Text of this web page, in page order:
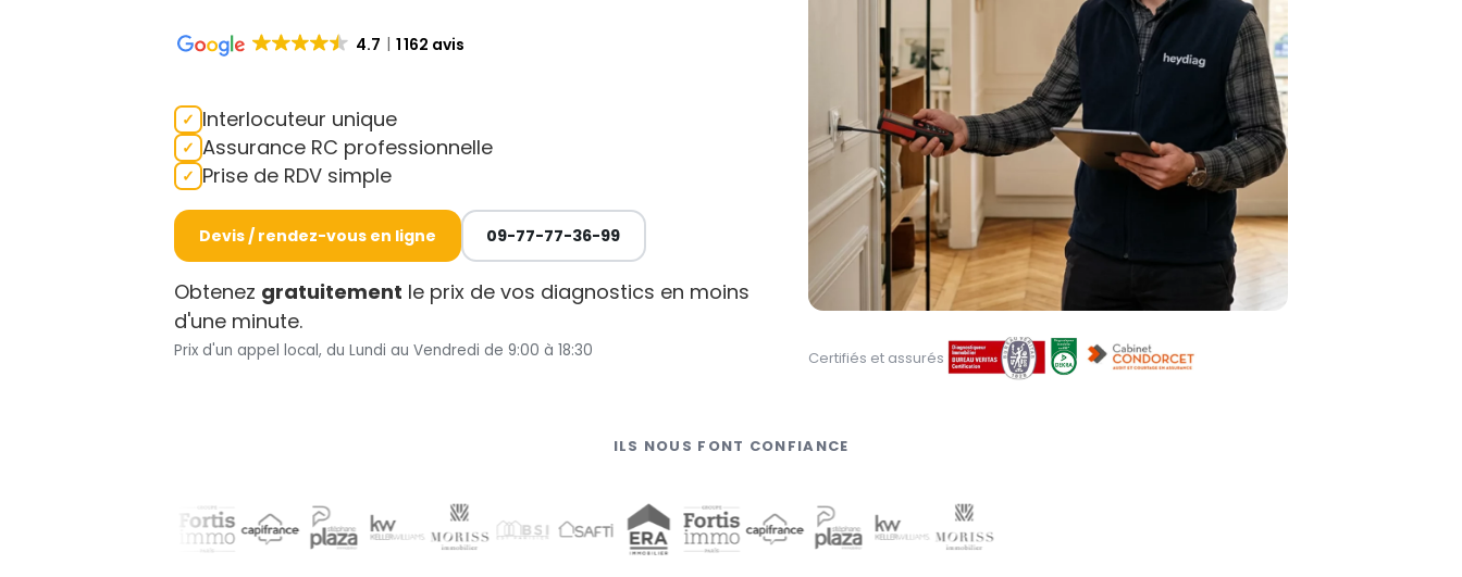
4.7 1 162 avis
Interlocuteur unique
Assurance RC professionnelle
Prise de RDV simple
Devis / rendez-vous en ligne 09-77-77-36-99
Obtenez gratuitement le prix de vos diagnostics en moins
d'une minute.
Prix d'un appel local, du Lundi au Vendredi de 9:00 à 18:30 Certifiés et assurés
ILS NOUS FONT CONFIANCE